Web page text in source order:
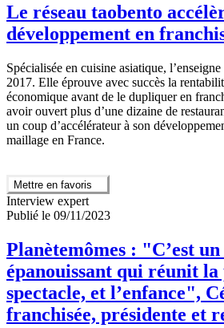
Le réseau taobento
développement en
Spécialisée en cuisine asiatique,
2017. Elle éprouve avec succès la
économique avant de le dupliquer en
avoir ouvert plus d’une dizaine de
un coup d’accélérateur à son
maillage en France.
Mettre en favoris
Interview expert
Publié le 09/11/2023
Planètemômes : "C’est
épanouissant qui réunit la
spectacle, et l’enfance",
franchisée, présidente et